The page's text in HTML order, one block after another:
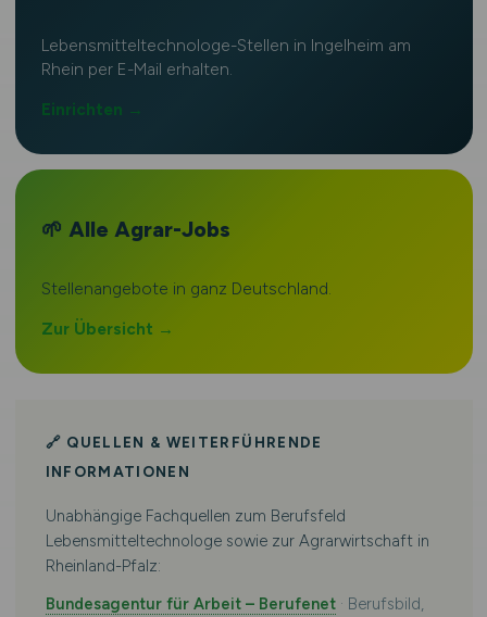
Lebensmitteltechnologe-Stellen in Ingelheim am
Rhein per E-Mail erhalten.
Einrichten →
🌱 Alle Agrar-Jobs
Stellenangebote in ganz Deutschland.
Zur Übersicht →
🔗 QUELLEN & WEITERFÜHRENDE
INFORMATIONEN
Unabhängige Fachquellen zum Berufsfeld
Lebensmitteltechnologe sowie zur Agrarwirtschaft in
Rheinland-Pfalz:
Bundesagentur für Arbeit – Berufenet· Berufsbild,